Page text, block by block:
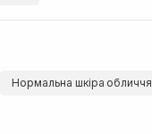
Нормальна шкіра обличчя